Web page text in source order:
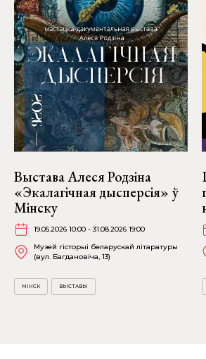
Выстава Алеся Родзіна
«Экалагічная дысперсія» ў
Мінску
19.05.2026 10:00 - 31.08.2026 19:00
Музей гісторыі беларускай літаратуры
(вул. Багдановіча, 13)
МІНСК ВЫСТАВЫ